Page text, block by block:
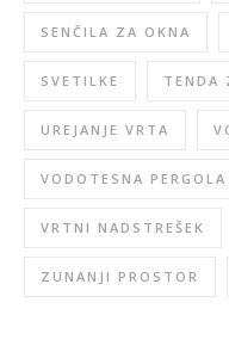
SENČILA ZA OKNA
SVETILKE TENDA
UREJANJE VRTA
VODOTESNA PERGOLA
VRTNI NADSTREŠEK
ZUNANJI PROSTOR